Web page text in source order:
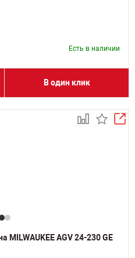
Есть в наличии
В один клик
AGV 24-230 GE